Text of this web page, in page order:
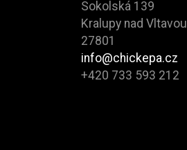
Sokolská 139
Kralupy nad Vltavou
27801
info@chickepa.cz
+420 733 593 212